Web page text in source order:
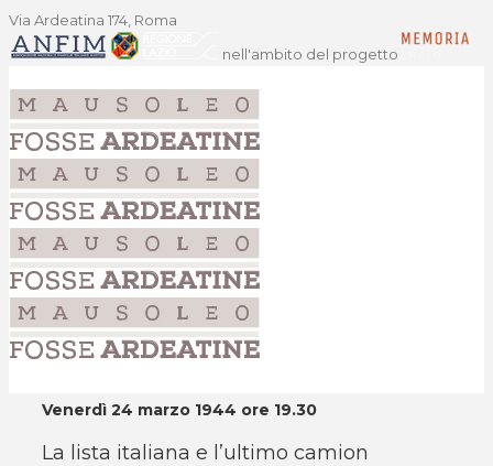
Via Ardeatina 174, Roma
nell'ambito del progetto
Venerdì 24 marzo 1944 ore 19.30
La lista italiana e l’ultimo camion